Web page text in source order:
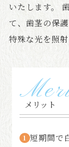
いたします。
て、歯茎の保
特殊な光を照
メリット
1 短期間で